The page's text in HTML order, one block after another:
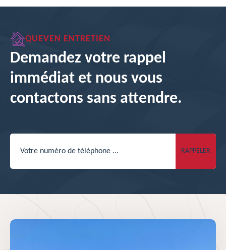
QUEVEN ENTRETIEN
Demandez votre rappel
immédiat et nous vous
contactons sans attendre.